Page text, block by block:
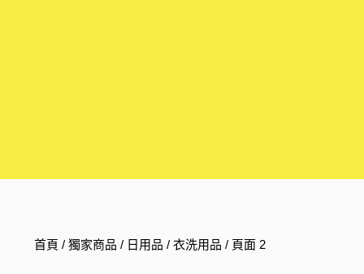
首頁 /獨家商品 / 日用品 /衣洗用品 / 頁面 2